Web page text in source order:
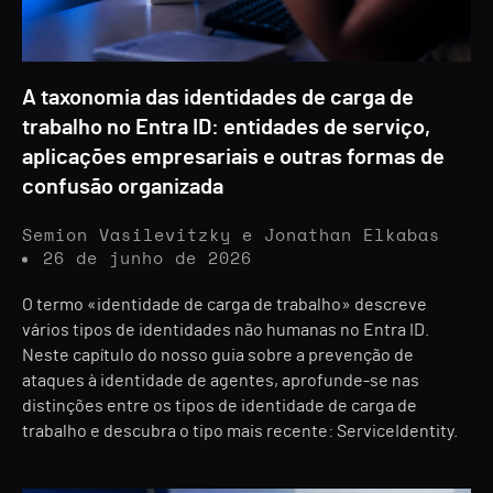
A taxonomia das identidades de carga de
trabalho no Entra ID: entidades de serviço,
aplicações empresariais e outras formas de
confusão organizada
Semion Vasilevitzky e Jonathan Elkabas
26 de junho de 2026
O termo «identidade de carga de trabalho» descreve
vários tipos de identidades não humanas no Entra ID.
Neste capítulo do nosso guia sobre a prevenção de
ataques à identidade de agentes, aprofunde-se nas
distinções entre os tipos de identidade de carga de
trabalho e descubra o tipo mais recente: ServiceIdentity.